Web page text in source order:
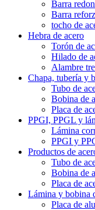
Barra
Barra
tocho de
Hebra de acero
Torón de
Hilado de
Alambre
Chapa, tubería y
Tubo de
Bobina de
Placa de
PPGI, PPGL y
Lámina
PPGI y
Productos de
Tubo de
Bobina de
Placa de
Lámina y bobina
Placa de